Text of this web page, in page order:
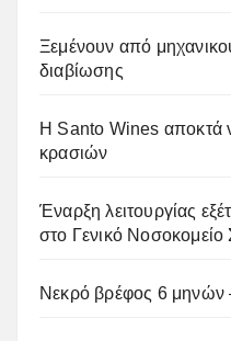
Ξεμένουν από
διαβίωσης
Η Santo Wines αποκτά
κρασιών
Έναρξη λειτουργίας
στο Γενικό Νοσοκομείο
Νεκρό βρέφος 6 μηνών